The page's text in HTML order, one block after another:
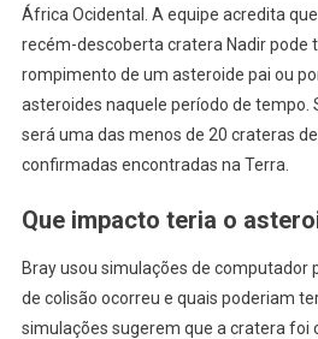
África Ocidental. A equipe acredita
recém-descoberta cratera Nadir pode
rompimento de um asteroide pai ou
asteroides naquele período de tempo.
será uma das menos de 20 crateras
confirmadas encontradas na Terra.
Que impacto teria o
Bray usou simulações de computador
de colisão ocorreu e quais poderiam
simulações sugerem que a cratera foi